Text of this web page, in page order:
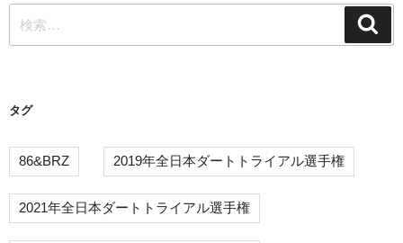
シ
ョ
索:
タグ
86&BRZ 2019年全日本ダートトライアル選手権
2021年全日本ダートトライアル選手権